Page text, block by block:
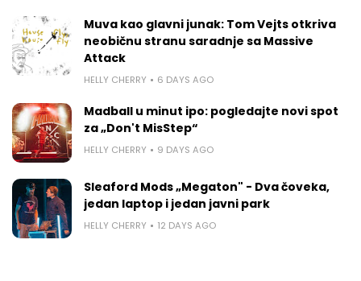
Muva kao glavni junak: Tom Vejts otkriva
neobičnu stranu saradnje sa Massive
Attack
HELLY CHERRY 6 DAYS AGO
Madball u minut ipo: pogledajte novi spot
za „Don't MisStep“
HELLY CHERRY 9 DAYS AGO
Sleaford Mods „Megaton" - Dva čoveka,
jedan laptop i jedan javni park
HELLY CHERRY 12 DAYS AGO